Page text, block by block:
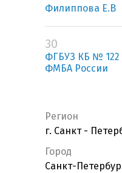
Филиппова Е.В
30
ФГБУЗ КБ № 122
ФМБА России
Регион
г. Санкт -
Город
Санкт-